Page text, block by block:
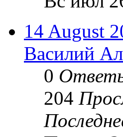
14 August
Василий
0
204